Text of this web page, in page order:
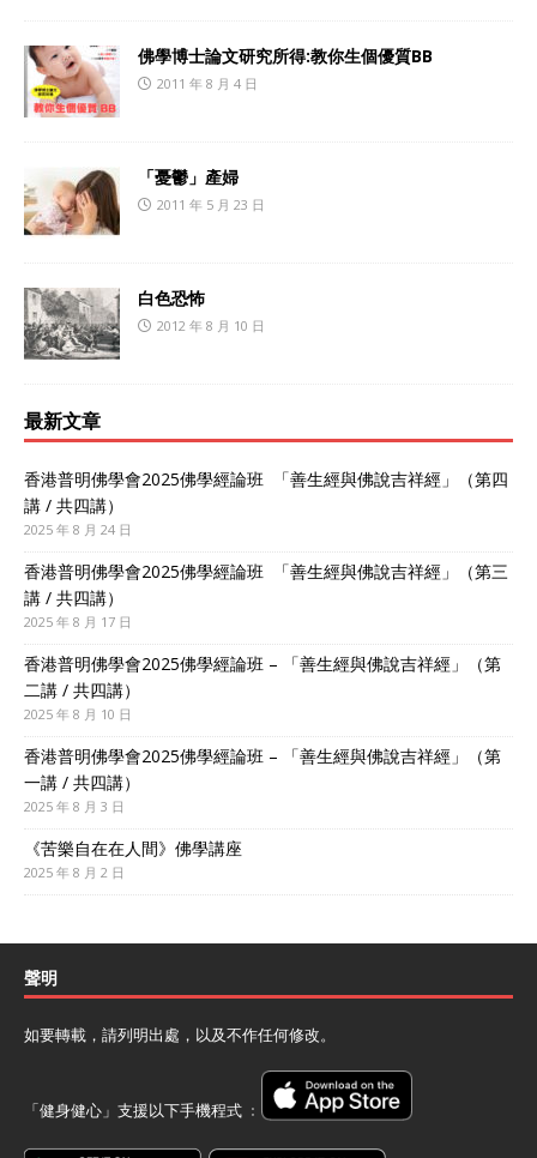
佛學博士論文研究所得:教你生個優質BB
2011 年 8 月 4 日
「憂鬱」產婦
2011 年 5 月 23 日
白色恐怖
2012 年 8 月 10 日
最新文章
香港普明佛學會2025佛學經論班 「善生經與佛說吉祥經」（第四
講 / 共四講）
2025 年 8 月 24 日
香港普明佛學會2025佛學經論班 「善生經與佛說吉祥經」（第三
講 / 共四講）
2025 年 8 月 17 日
香港普明佛學會2025佛學經論班 – 「善生經與佛說吉祥經」（第
二講 / 共四講）
2025 年 8 月 10 日
香港普明佛學會2025佛學經論班 – 「善生經與佛說吉祥經」（第
一講 / 共四講）
2025 年 8 月 3 日
《苦樂自在在人間》佛學講座
2025 年 8 月 2 日
聲明
如要轉載，請列明出處，以及不作任何修改。
「健身健心」支援以下手機程式 ﹕